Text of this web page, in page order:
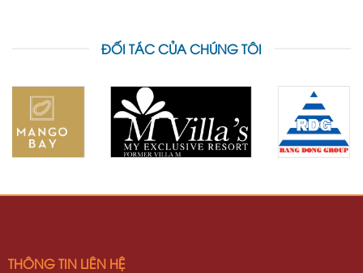
ĐỐI TÁC CỦA CHÚNG TÔI
THÔNG TIN LIÊN HỆ